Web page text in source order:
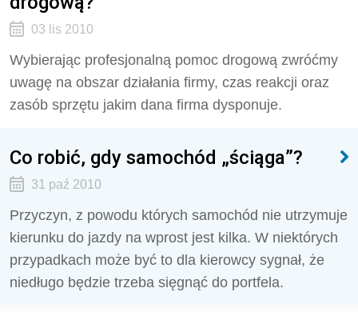
03 lis 2010
Wybierając profesjonalną pomoc drogową zwróćmy
uwagę na obszar działania firmy, czas reakcji oraz
zasób sprzętu jakim dana firma dysponuje.
Co robić, gdy samochód „ściąga”?
31 paź 2010
Przyczyn, z powodu których samochód nie utrzymuje
kierunku do jazdy na wprost jest kilka. W niektórych
przypadkach może być to dla kierowcy sygnał, że
niedługo będzie trzeba sięgnąć do portfela.